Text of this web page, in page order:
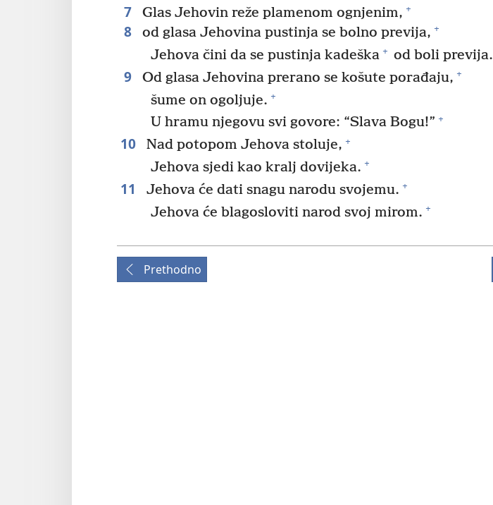
7 Glas Jehovin reže plamenom ognjenim, +
8 od glasa Jehovina pustinja se bolno previja, +
Jehova čini da se pustinja kadeška + od boli previja.
9 Od glasa Jehovina prerano se košute porađaju, +
šume on ogoljuje. +
U hramu njegovu svi govore: “Slava Bogu!” +
10 Nad potopom Jehova stoluje, +
Jehova sjedi kao kralj dovijeka. +
11 Jehova će dati snagu narodu svojemu. +
Jehova će blagosloviti narod svoj mirom. +
Prethodno